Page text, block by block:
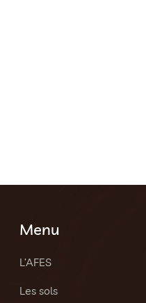
Menu
L’AFES
Les sols